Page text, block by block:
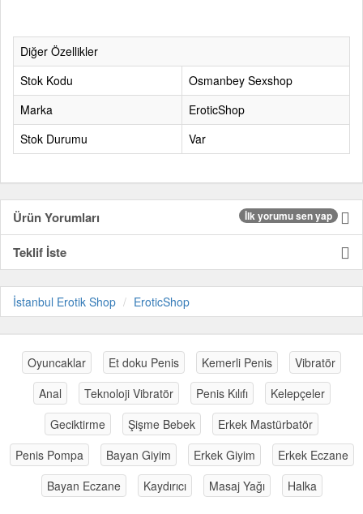
Diğer Özellikler
Stok Kodu
Osmanbey Sexshop
Marka
EroticShop
Stok Durumu
Var
Ürün Yorumları İlk yorumu sen yap
Teklif İste
İstanbul Erotik Shop EroticShop
Oyuncaklar Et doku Penis Kemerli Penis
Vibratör
Anal
Teknoloji Vibratör Penis Kılıfı
Kelepçeler
Geciktirme
Şişme Bebek
Erkek Mastürbatör
Penis Pompa
Bayan Giyim Erkek Giyim
Erkek Eczane
Bayan Eczane
Kaydırıcı Masaj Yağı Halka